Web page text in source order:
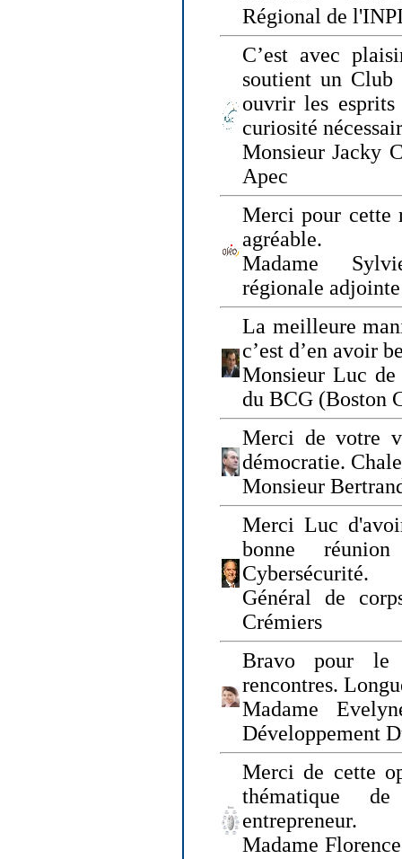
Régional de
C’est avec
soutient un Club
ouvrir les
curiosité
Monsieur Jacky
Apec
Merci pour cette
agréable.
Madame
régionale
La meilleure
c’est d’en avoir
Monsieur Luc de
du BCG (Boston
Merci de votre
démocratie.
Monsieur
Merci Luc
bonne
Cybersécurité.
Général de
Crémiers
Bravo pour le
rencontres.
Madame
Développement
Merci de cette
thématique
entrepreneur.
Madame